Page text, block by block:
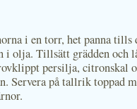
i en torr, het panna tills
i olja. Tillsätt grädden och
persilja, citronskal
Servera på tallrik toppad